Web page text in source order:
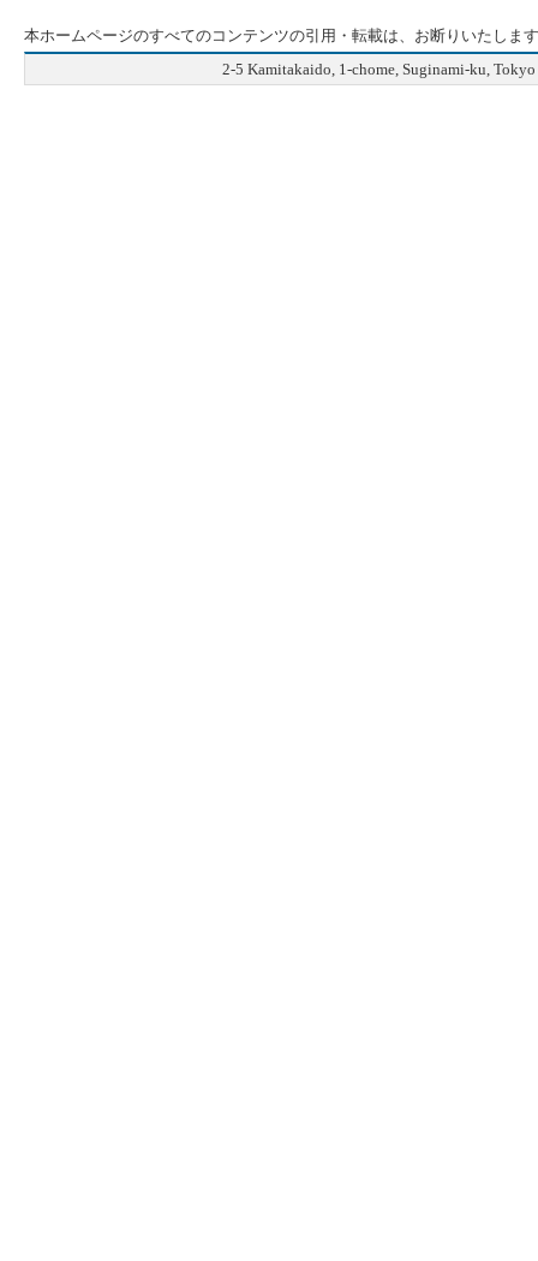
本ホームページのすべてのコンテンツの引用・転載は、お断りいたします
2-5 Kamitakaido, 1-chome, Suginami-ku,